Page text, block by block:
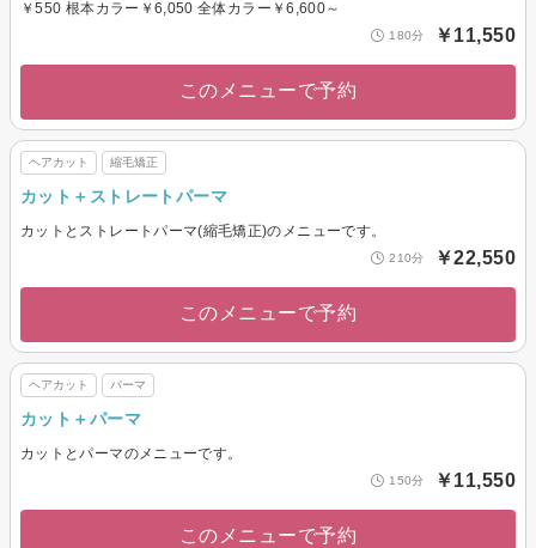
￥550 根本カラー￥6,050 全体カラー￥6,600～
180分 ￥11,550
このメニューで予約
ヘアカット 縮毛矯正
カット＋ストレートパーマ
カットとストレートパーマ(縮毛矯正)のメニューです。
210分 ￥22,550
このメニューで予約
ヘアカット パーマ
カット＋パーマ
カットとパーマのメニューです。
150分 ￥11,550
このメニューで予約